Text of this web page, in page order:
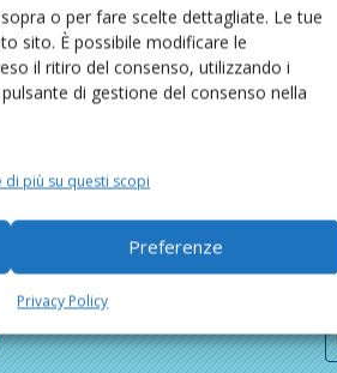
o per fare scelte dettagliate. Le tue
sito. È possibile modificare le
il ritiro del consenso, utilizzando i
di gestione del consenso nella
di più su questi scopi
Preferenze
Privacy Policy